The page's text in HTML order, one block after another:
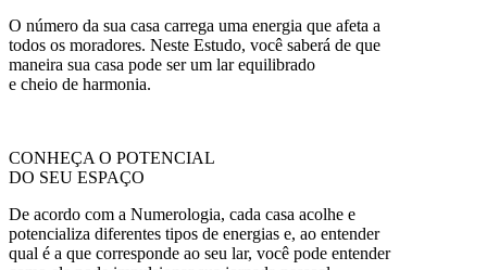
O número da sua casa carrega uma energia que afeta a
todos os moradores. Neste Estudo, você saberá de que
maneira sua casa pode ser um lar equilibrado
e cheio de harmonia.
CONHEÇA O POTENCIAL
DO SEU ESPAÇO
De acordo com a Numerologia, cada casa acolhe e
potencializa diferentes tipos de energias e, ao entender
qual é a que corresponde ao seu lar, você pode entender